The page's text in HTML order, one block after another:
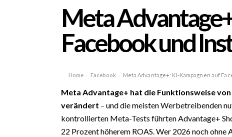
Meta
Facebook und
Home › Facebook › Meta Advantage+: KI-Kampagnen auf
Meta Advantage+ hat die Funktionsweise von
verändert – und die meisten Werbetreibenden
kontrollierten Meta-Tests führten Advantage+
22 Prozent höherem ROAS. Wer 2026 noch